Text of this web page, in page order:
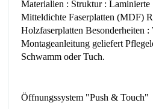
Materialien : Struktur : Laminierte
Mitteldichte Faserplatten (MDF)
Holzfaserplatten Besonderheiten
Montageanleitung geliefert
Schwamm oder Tuch.
Öffnungssystem "Push & Touch"